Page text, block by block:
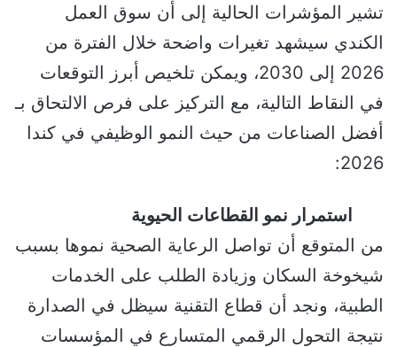
تشير المؤشرات الحالية إلى أن سوق العمل
الكندي سيشهد تغيرات واضحة خلال الفترة من
2026 إلى 2030، ويمكن تلخيص أبرز التوقعات
في النقاط التالية، مع التركيز على فرص الالتحاق بـ
أفضل الصناعات من حيث النمو الوظيفي في كندا
2026:
استمرار نمو القطاعات الحيوية
من المتوقع أن تواصل الرعاية الصحية نموها بسبب
شيخوخة السكان وزيادة الطلب على الخدمات
الطبية، ونجد أن قطاع التقنية سيظل في الصدارة
نتيجة التحول الرقمي المتسارع في المؤسسات